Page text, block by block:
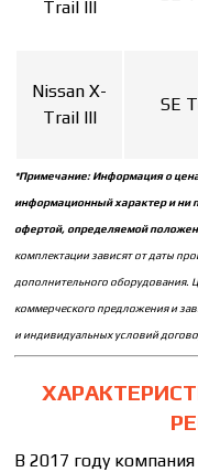
Trail III
Nissan X-
Trail III
SE
*Примечание: Информация о
информационный характер и ни
офертой, определяемой
комплектации зависят от даты
дополнительного оборудования.
коммерческого предложения и
и индивидуальных условий
В 2017 году